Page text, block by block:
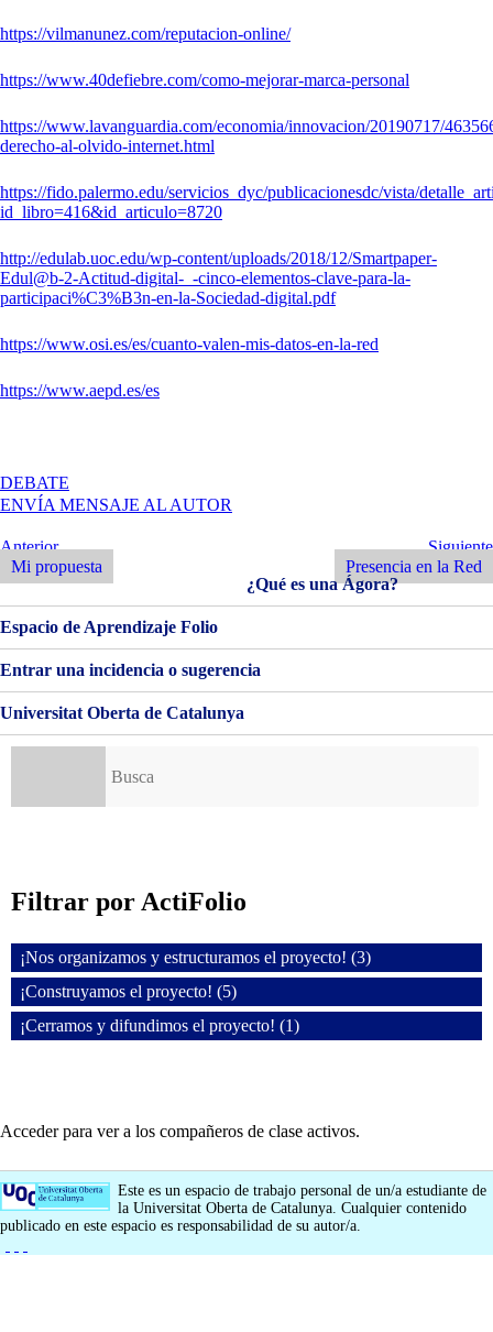
https://vilmanunez.com/reputacion-online/
https://www.40defiebre.com/como-mejorar-marca-personal
https://www.lavanguardia.com/economia/innovacion/20190717/
derecho-al-olvido-internet.html
https://fido.palermo.edu/servicios_dyc/publicacionesdc/vista/
id_libro=416&id_articulo=8720
http://edulab.uoc.edu/wp-content/uploads/2018/12/Smartpaper-
Edul@b-2-Actitud-digital-_-cinco-elementos-clave-para-la-
participaci%C3%B3n-en-la-Sociedad-digital.pdf
https://www.osi.es/es/cuanto-valen-mis-datos-en-la-red
https://www.aepd.es/es
DEBATE
PRESENCIA
RED
ENVÍA MENSAJE AL AUTOR
Navegación
de
entradas
Entrada
Anterior
Anterior
Mi propuesta
Siguiente
Entrada
Siguiente
Presencia en la Red
¿Qué es una Ágora?
Espacio de Aprendizaje Folio
Entrar una incidencia o sugerencia
Universitat Oberta de Catalunya
Filtrar por ActiFolio
¡Nos organizamos y estructuramos el proyecto! (3)
¡Construyamos el proyecto! (5)
¡Cerramos y difundimos el proyecto! (1)
Acceder para ver a los compañeros de clase activos.
Este es un espacio de trabajo personal de un/a estudiante de
la Universitat Oberta de Catalunya. Cualquier contenido
publicado en este espacio es responsabilidad de su autor/a.